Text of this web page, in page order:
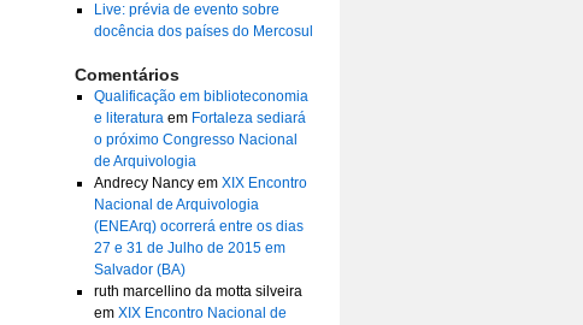
Live: prévia de evento sobre
docência dos países do Mercosul
Comentários
Qualificação em biblioteconomia
e literaturaem Fortaleza sediará
o próximo Congresso Nacional
de Arquivologia
Andrecy Nancyem XIX Encontro
Nacional de Arquivologia
(ENEArq) ocorrerá entre os dias
27 e 31 de Julho de 2015 em
Salvador (BA)
ruth marcellino da motta silveira
em XIX Encontro Nacional de